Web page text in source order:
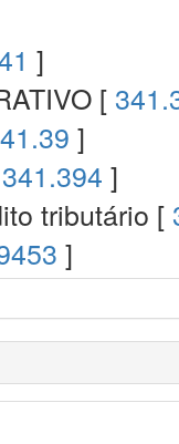
]
[
]
341.394 ]
tributário [
]